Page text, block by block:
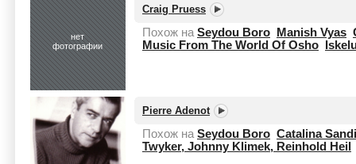
нет
фотографии
Craig Pruess
Похож на Seydou Boro Manish Vyas
Music From The World Of Osho
Pierre Adenot
Похож на Seydou Boro Catalina
Twyker, Johnny Klimek, Reinhold Heil